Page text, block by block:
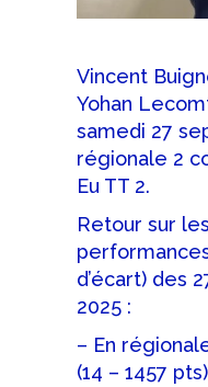
Vincent
Yohan
samedi 27
régionale 2
Eu TT 2.
Retour sur
d’écart) des
2025 :
– En
(14 – 1457